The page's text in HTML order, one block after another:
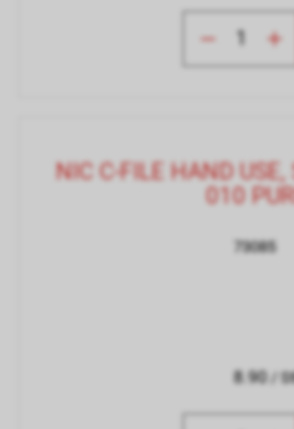
NIC C-FILE HAND
010
73085
8.90/